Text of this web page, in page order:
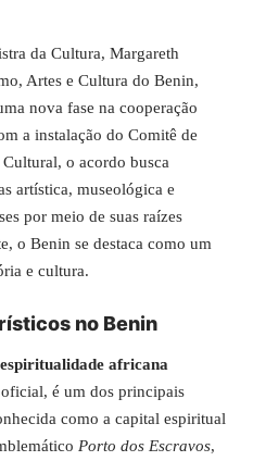
da Cultura, Margareth
Artes e Cultura do Benin,
nova fase na cooperação
a instalação do Comitê de
o acordo busca
artística, museológica e
por meio de suas raízes
o Benin se destaca como um
e cultura.
no Benin
africana
é um dos principais
como a capital espiritual
Porto dos Escravos,